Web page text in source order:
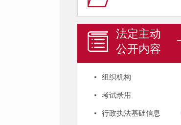
法定主动
公开内容
组织机构
考试录用
行政执法基础信息